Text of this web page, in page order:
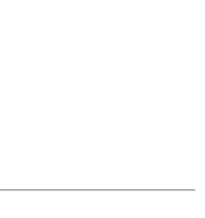
do produto com